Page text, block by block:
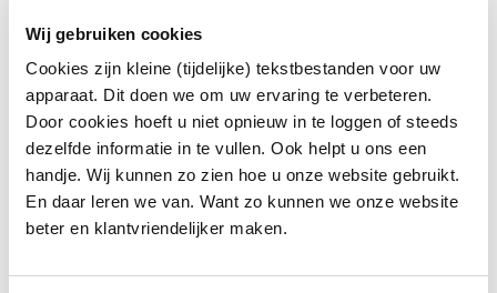
Wij gebruiken cookies
Cookies zijn kleine (tijdelijke) tekstbestanden voor uw
apparaat. Dit doen we om uw ervaring te verbeteren.
Door cookies hoeft u niet opnieuw in te loggen of steeds
dezelfde informatie in te vullen. Ook helpt u ons een
handje. Wij kunnen zo zien hoe u onze website gebruikt.
En daar leren we van. Want zo kunnen we onze website
beter en klantvriendelijker maken.